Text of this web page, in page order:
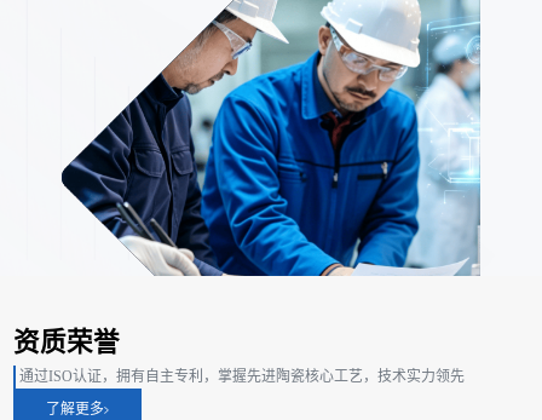
资质荣誉
通过ISO认证，拥有自主专利，掌握先进陶瓷核心工艺，技术实力领先
了解更多